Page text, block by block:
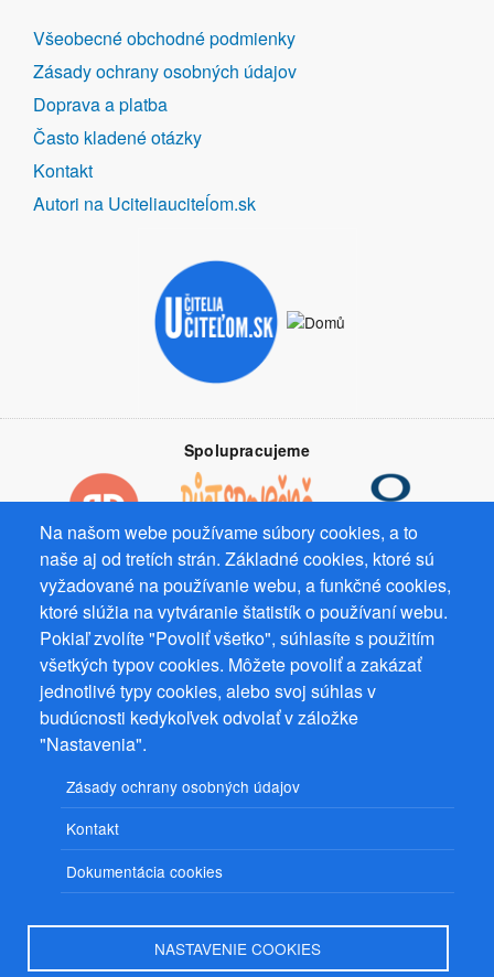
Na našom webe používame súbory cookies, a to
naše aj od tretích strán. Základné cookies, ktoré sú
vyžadované na používanie webu, a funkčné cookies,
ktoré slúžia na vytváranie štatistík o používaní webu.
Pokiaľ zvolíte "Povoliť všetko", súhlasíte s použitím
všetkých typov cookies. Môžete povoliť a zakázať
jednotlivé typy cookies, alebo svoj súhlas v
budúcnosti kedykoľvek odvolať v záložke
"Nastavenia".
Zásady ochrany osobných údajov
Kontakt
Dokumentácia cookies
NASTAVENIE COOKIES
DALŠÍ
ODKAZY
Všeobecné obchodné podmienky
Zásady ochrany osobných údajov
Doprava a platba
Často kladené otázky
Kontakt
Autori na Uciteliauciteĺom.sk
Spolupracujeme
Prevádzkovateľ: Mgr. Bc. Žaneta Radimecká, MBA, Ostrov 256, 561
22 Ostrov, IČ 08993033, DIČ CZ9161263958
© 2026 PuzzleWebss.r.o.